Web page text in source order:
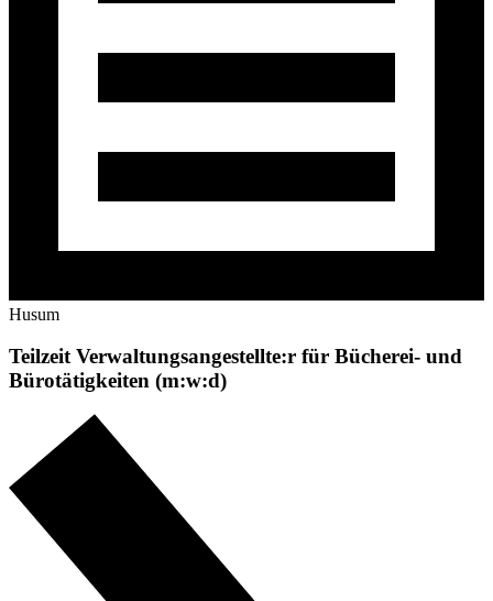
Husum
TeilzeitVerwaltungsangestellte:r für Bücherei- und
Bürotätigkeiten (m:w:d)